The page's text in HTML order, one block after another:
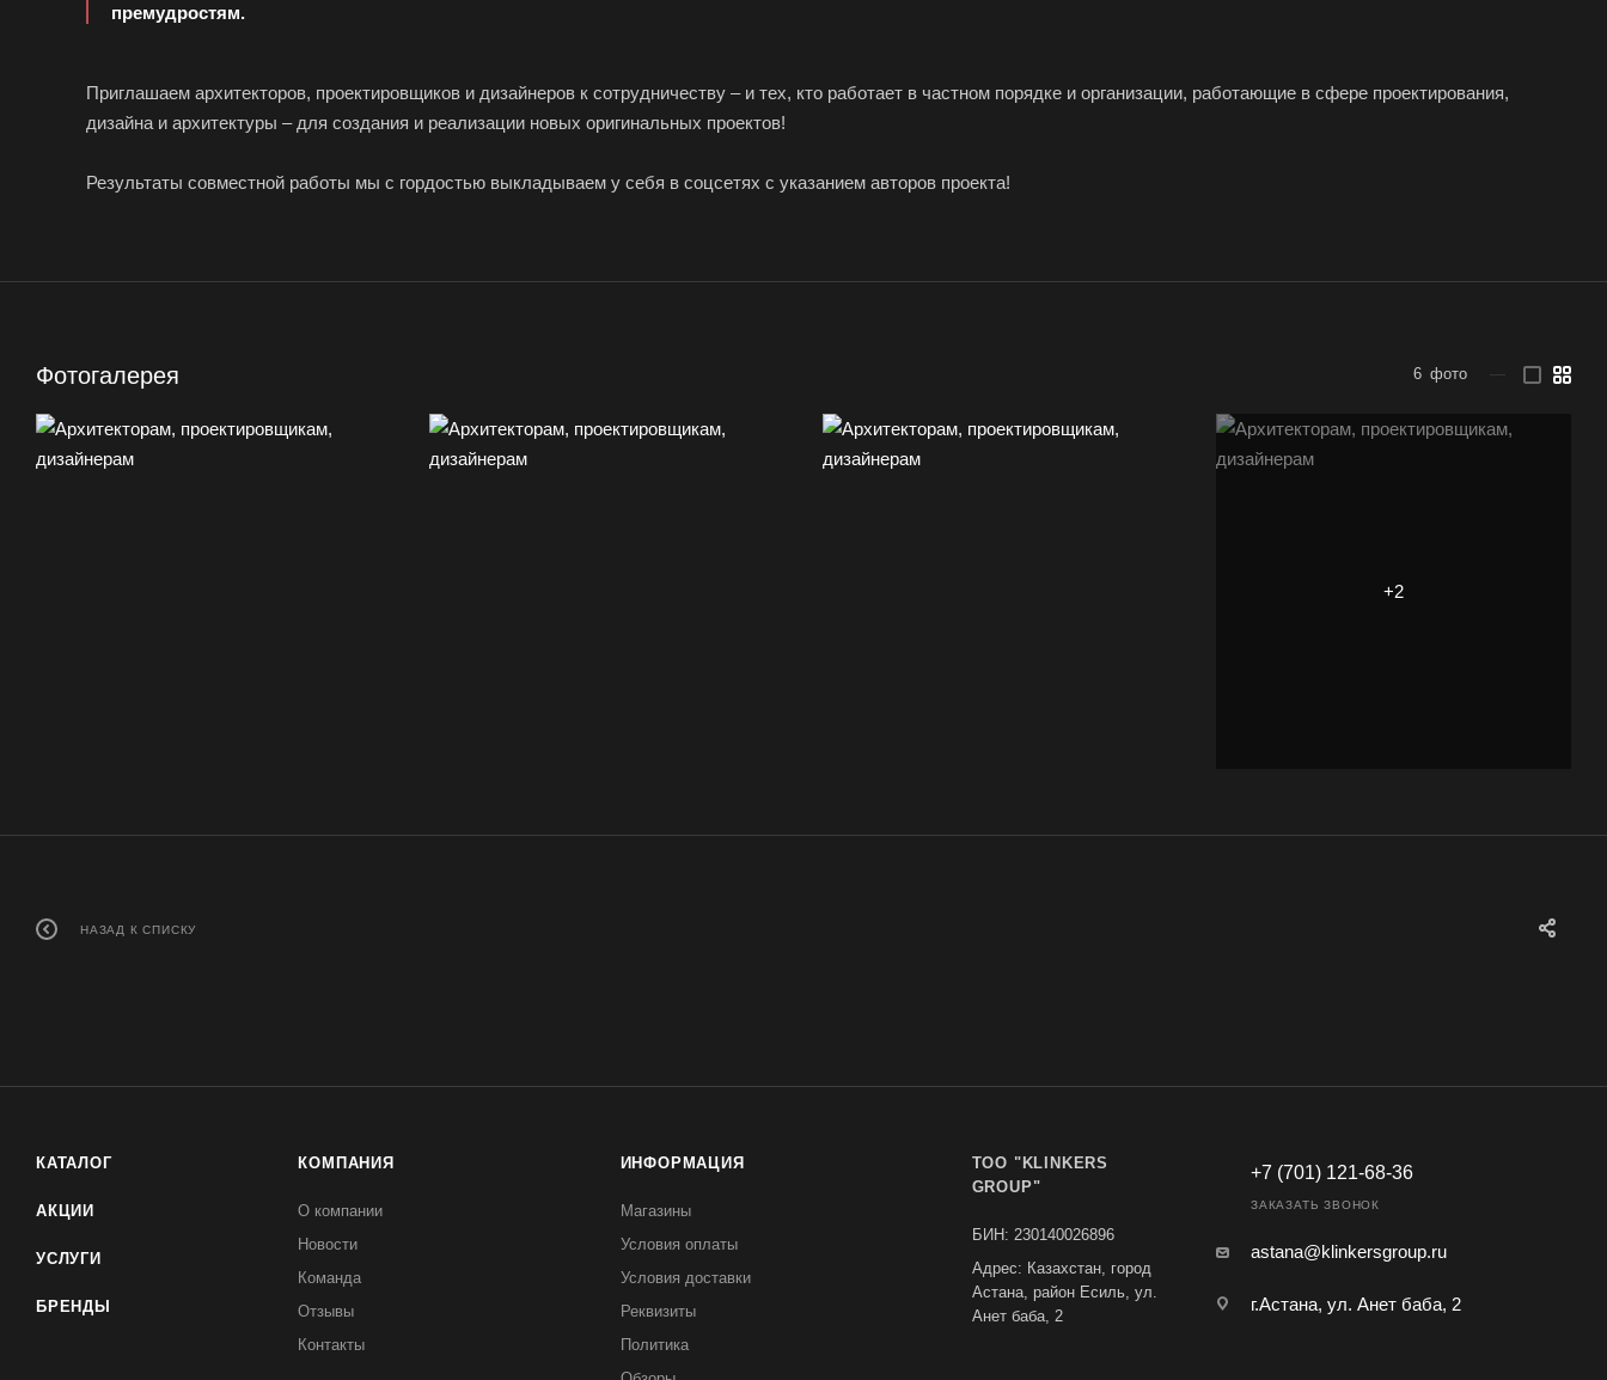
премудростям.
Приглашаем архитекторов, проектировщиков и дизайнеров к сотрудничеству – и тех, кто работает в частном порядке и организации, работающие в сфере проектирования,
дизайна и архитектуры – для создания и реализации новых оригинальных проектов!
Результаты совместной работы мы с гордостью выкладываем у себя в соцсетях с указанием авторов проекта!
Фотогалерея 6 фото —
НАЗАД К СПИСКУ
КАТАЛОГ
АКЦИИ
УСЛУГИ
БРЕНДЫ
КОМПАНИЯ
О компании
Новости
Команда
Отзывы
Контакты
ИНФОРМАЦИЯ
Магазины
Условия оплаты
Условия доставки
Реквизиты
Политика
TOO "KLINKERS
GROUP"
БИН: 230140026896
Адрес: Казахстан, город
Астана, район Есиль, ул.
Анет баба, 2
+7 (701) 121-68-36
ЗАКАЗАТЬ ЗВОНОК
astana@klinkersgroup.ru
г.Астана, ул. Анет баба, 2